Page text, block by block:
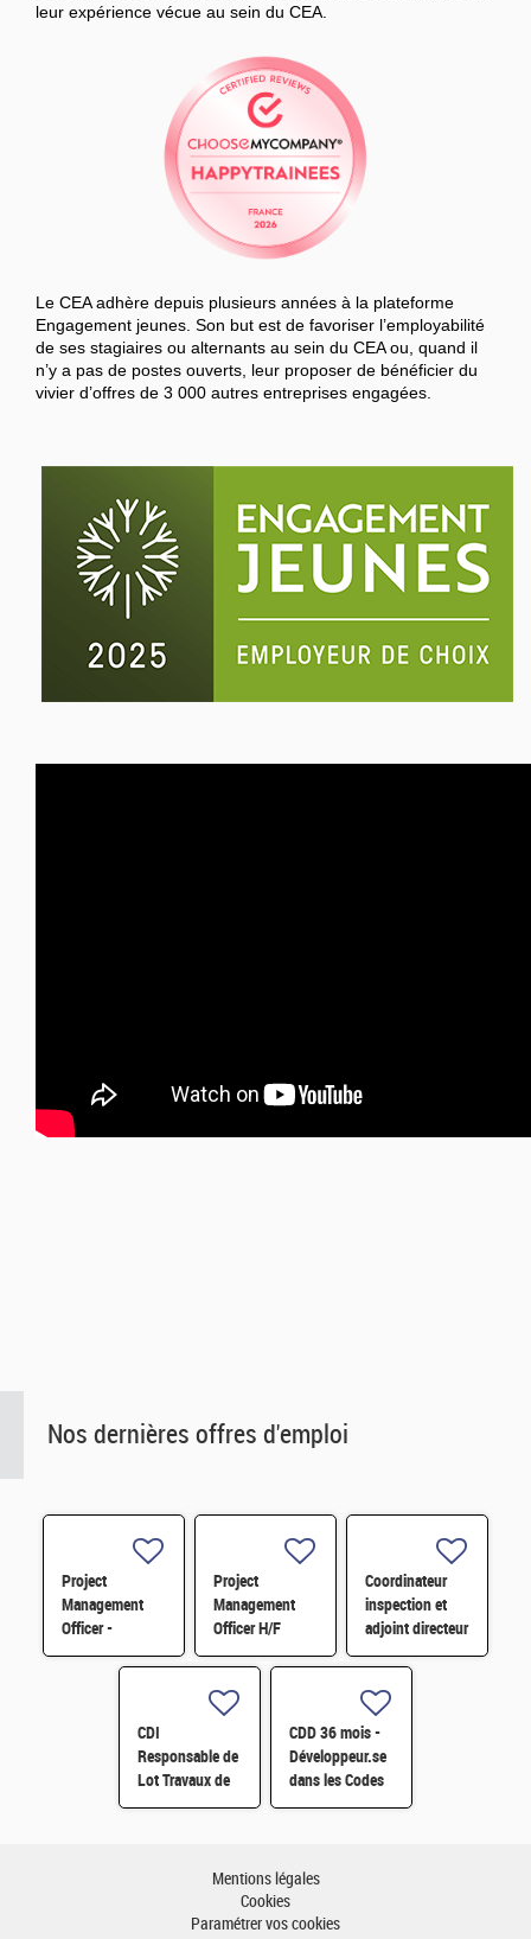
leur expérience vécue au sein du CEA.
Le CEA adhère depuis plusieurs années à la plateforme
Engagement jeunes. Son but est de favoriser l’employabilité
de ses stagiaires ou alternants au sein du CEA ou, quand il
n’y a pas de postes ouverts, leur proposer de bénéficier du
vivier d’offres de 3 000 autres entreprises engagées.
Nos dernières offres d'emploi
Project
Management
Officer -
Référent Cost
Engineering H/F
Project
Management
Officer H/F
Coordinateur
inspection et
adjoint directeur
qualité/inspection
– Projet RJH
H/F
CDI
Responsable de
Lot Travaux de
Démantèlement
CDD 36 mois -
Développeur.se
dans les Codes
de Traitement
Monte-Carlo H/F
Mentions légales
Cookies
Paramétrer vos cookies